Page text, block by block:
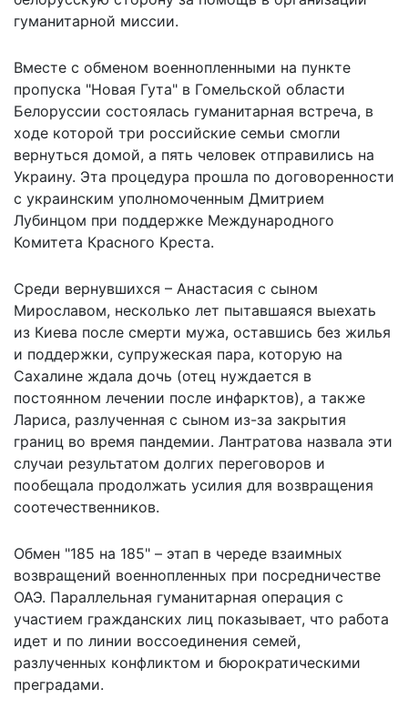
гуманитарной миссии.
Вместе с обменом военнопленными на пункте
пропуска "Новая Гута" в Гомельской области
Белоруссии состоялась гуманитарная встреча, в
ходе которой три российские семьи смогли
вернуться домой, а пять человек отправились на
Украину. Эта процедура прошла по договоренности
с украинским уполномоченным Дмитрием
Лубинцом при поддержке Международного
Комитета Красного Креста.
Среди вернувшихся – Анастасия с сыном
Мирославом, несколько лет пытавшаяся выехать
из Киева после смерти мужа, оставшись без жилья
и поддержки, супружеская пара, которую на
Сахалине ждала дочь (отец нуждается в
постоянном лечении после инфарктов), а также
Лариса, разлученная с сыном из-за закрытия
границ во время пандемии. Лантратова назвала эти
случаи результатом долгих переговоров и
пообещала продолжать усилия для возвращения
соотечественников.
Обмен "185 на 185" – этап в череде взаимных
возвращений военнопленных при посредничестве
ОАЭ. Параллельная гуманитарная операция с
участием гражданских лиц показывает, что работа
идет и по линии воссоединения семей,
разлученных конфликтом и бюрократическими
преградами.